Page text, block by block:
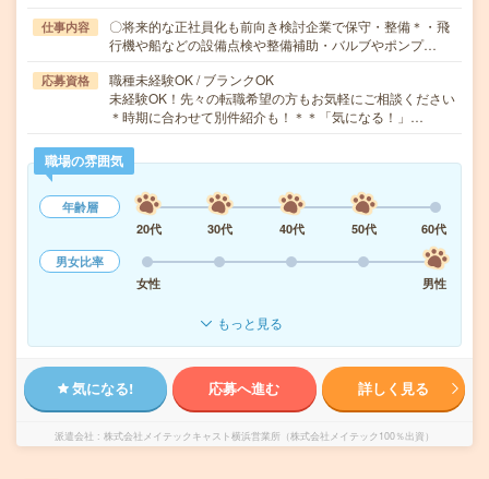
仕事内容
〇将来的な正社員化も前向き検討企業で保守・整備＊・飛
行機や船などの設備点検や整備補助・バルブやポンプ…
応募資格
職種未経験OK / ブランクOK
未経験OK！先々の転職希望の方もお気軽にご相談ください
＊時期に合わせて別件紹介も！＊＊「気になる！」…
職場の雰囲気
年齢層
20代
30代 40代 50代
60代
男女比率
女性
男性
もっと見る
気になる! 応募へ進む 詳しく見る
派遣会社 株式会社メイテックキャスト横浜営業所（株式会社メイテック100％出資）